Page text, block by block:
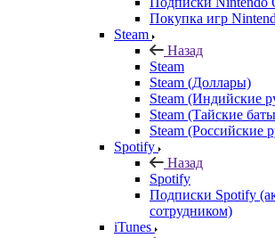
Покупка игр
Steam
Назад
Steam
Steam (Доллары)
Steam (Индийские
Steam (Тайские
Steam (Российские
Spotify
Назад
Spotify
Подписки Spotify
сотрудником)
iTunes